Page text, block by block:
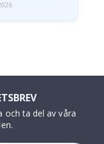
och ta del av våra